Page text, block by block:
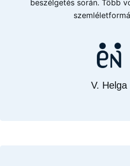
beszélgetés során. Több
V. Helga